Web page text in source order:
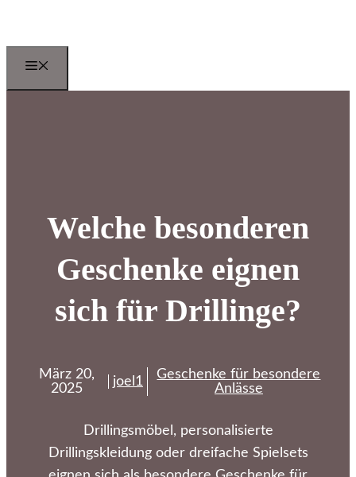
springen
Welche besonderen
Geschenke eignen
sich für Drillinge?
März 20,
2025
joel1
Geschenke für besondere
Anlässe
Drillingsmöbel, personalisierte
Drillingskleidung oder dreifache Spielsets